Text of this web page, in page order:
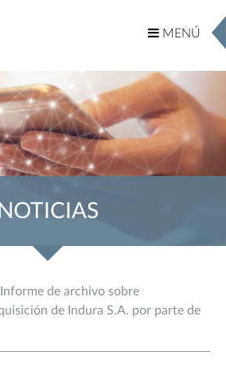
MENÚ
MENÚ
NOTICIAS
de archivo sobre
de Indura S.A. por parte de